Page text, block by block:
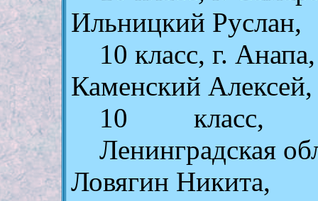
Ильницкий Руслан,
10 класс, г.
Каменский Алексей,
10 класс, г.
Ленинградская
Ловягин Никита,